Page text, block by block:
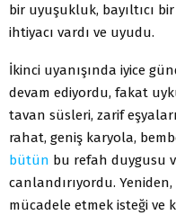
bir uyuşukluk, bayıltıcı
ihtiyacı vardı ve uyudu.
İkinci uyanışında iyice
devam ediyordu, fakat
tavan süsleri, zarif
rahat, geniş karyola,
bütün bu refah duygusu
canlandırıyordu.
mücadele etmek isteği ve